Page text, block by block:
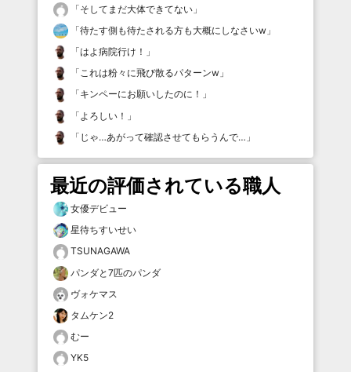
「そしてまだ大体できてない 」
「待たす側も待たされる方も大概にしなさいw 」
「はよ病院行け！ 」
「これは粉々に飛び散るパターンw 」
「キンペーにお願いしたのに！ 」
「 よろしい！ 」
「 じゃ…あがって確認させてもらうんで… 」
最近の評価されている職人
女優デビュー
星待ちすいせい
TSUNAGAWA
パンダと7匹のパンダ
ヴォケマス
タムケン2
むー
YK5